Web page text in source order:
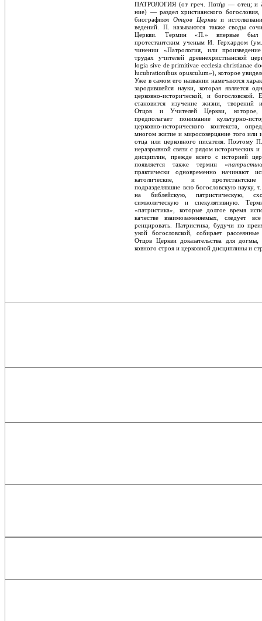
ПАТРОЛОГИЯ (от греч. Πατήρ — отец; и
ние) — раздел христианского
биографиямОтцов Церквии
ведений. П. называются также своды
Церкви. Термин «П.» впервые был
протестантским ученым И. Герхардом
чинении «Патрология, или
трудах учителей древнехристианской
logia sive de primitivae ecclesia christianae
lucubrationibus opusculum»), которое
Уже в самом его названии намечаются
зародившейся науки, которая является
церковно-исторической, и богословской.
становится изучение жизни, творений
Отцов и Учителей Церкви, которое,
предполагает понимание культурно-
церковно-исторического контекста,
многом житие и миросозерцание того или
отца или церковного писателя. Поэтому
неразрывной связи с рядом историче­ских и
дисциплин, прежде всего с исто­рией
появляется также термин «
практически одновременно начина­ют
католические, и
подразделявшие всю богословскую науку,
на библейскую, патристическую,
символическую и спекулятивную.
«патристика», которые долгое время
качестве взаимозаменяемых, следует
ренцировать. Патристика, будучи по
укой богословской, собирает
Отцов Церкви доказательства для
ковного строя и церковной дисциплины и